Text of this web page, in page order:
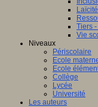
Laïcité
Tiers
Vie
Niveaux
Périscolaire
Ecole
Ecole
Collège
Lycée
Université
Les auteurs